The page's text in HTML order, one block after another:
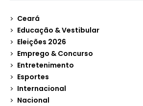
Ceará
Educação & Vestibular
Eleições 2026
Emprego & Concurso
Entretenimento
Esportes
Internacional
Nacional